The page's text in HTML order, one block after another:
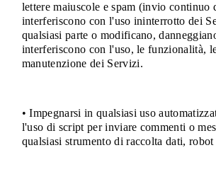
lettere maiuscole e spam (invio continuo
interferiscono con l'uso ininterrotto dei
qualsiasi parte o modificano,
interferiscono con l'uso, le funzionalità,
manutenzione dei Servizi.
• Impegnarsi in qualsiasi uso
l'uso di script per inviare commenti o
qualsiasi strumento di raccolta dati,